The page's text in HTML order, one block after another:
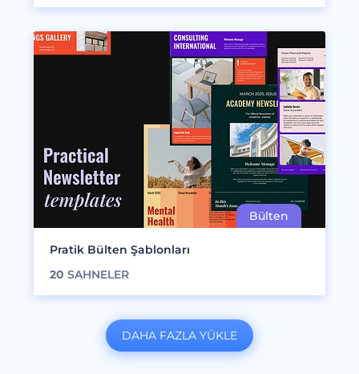
Pratik Bülten Şablonları
20 SAHNELER
DAHA FAZLA YÜKLE